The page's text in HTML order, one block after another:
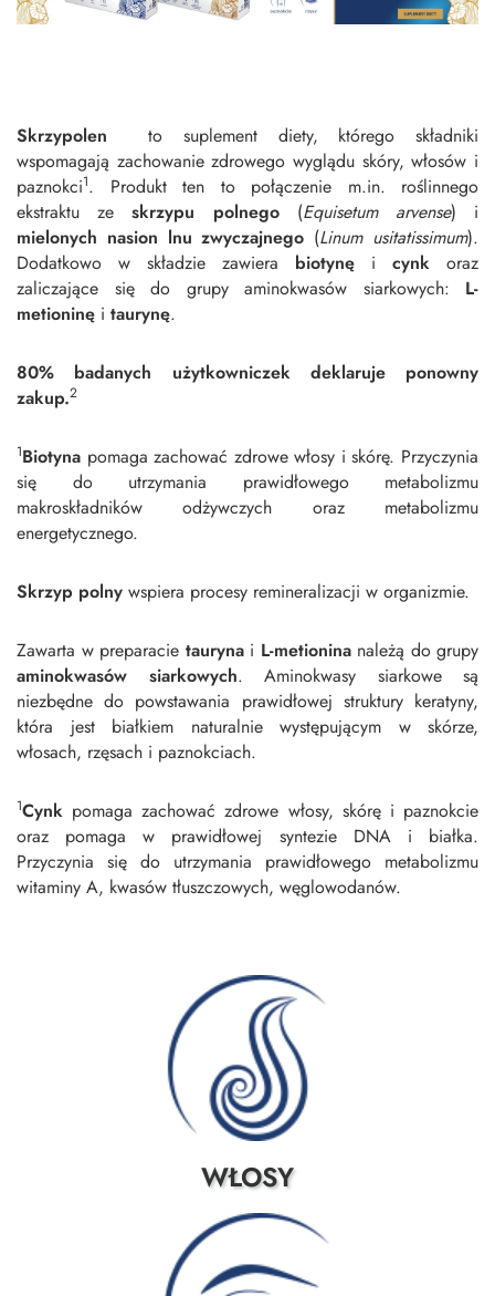
Skrzypolen
to suplement diety, którego składniki
wspomagają zachowanie zdrowego wyglądu skóry, włosów i
paznokci1. Produkt ten to połączenie m.in. roślinnego
ekstraktu zeskrzypu polnego(Equisetum arvense) i
mielonych nasion lnu zwyczajnego (Linum usitatissimum).
Dodatkowo w składzie zawiera biotynę i cynk oraz
zaliczające się do grupy aminokwasów siarkowych: L-
metioninę i taurynę.
80% badanych użytkowniczek deklaruje ponowny
zakup.2
1Biotyna pomaga zachować zdrowe włosy i skórę. Przyczynia
się do utrzymania prawidłowego metabolizmu
makroskładników odżywczych oraz metabolizmu
energetycznego.
Skrzyp polny wspiera procesy remineralizacji w organizmie.
Zawarta w preparacie taurynai L-metioninanależą do grupy
aminokwasów siarkowych. Aminokwasy siarkowe są
niezbędne do powstawania prawidłowej struktury keratyny,
która jest białkiem naturalnie występującym w skórze,
włosach, rzęsach i paznokciach.
1Cynk pomaga zachować zdrowe włosy, skórę i paznokcie
oraz pomaga w prawidłowej syntezie DNA i białka.
Przyczynia się do utrzymania prawidłowego metabolizmu
witaminy A, kwasów tłuszczowych, węglowodanów.
WŁOSY